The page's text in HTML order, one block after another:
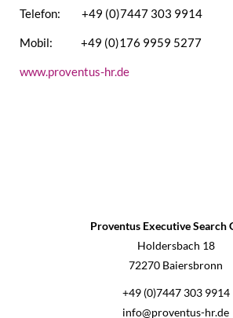
Telefon: +49 (0)7447 303 9914
Mobil: +49 (0)176 9959 5277
www.proventus-hr.de
Proventus Executive Search
Holdersbach 18
72270 Baiersbronn
+49 (0)7447 303 9914
info@proventus-hr.de